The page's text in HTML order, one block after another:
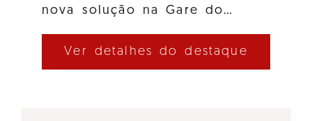
nova solução na Gare do…
Ver detalhes do destaque